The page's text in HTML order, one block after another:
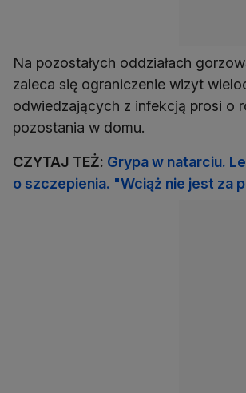
Na pozostałych oddziałach
zaleca się ograniczenie wizyt
odwiedzających z infekcją prosi o
pozostania w domu.
CZYTAJ TEŻ: Grypa w natarciu.
o szczepienia. "Wciąż nie jest za